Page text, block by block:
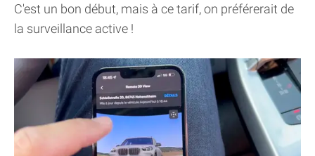
C'est un bon début, mais à ce tarif, on préférerait de
la surveillance active !